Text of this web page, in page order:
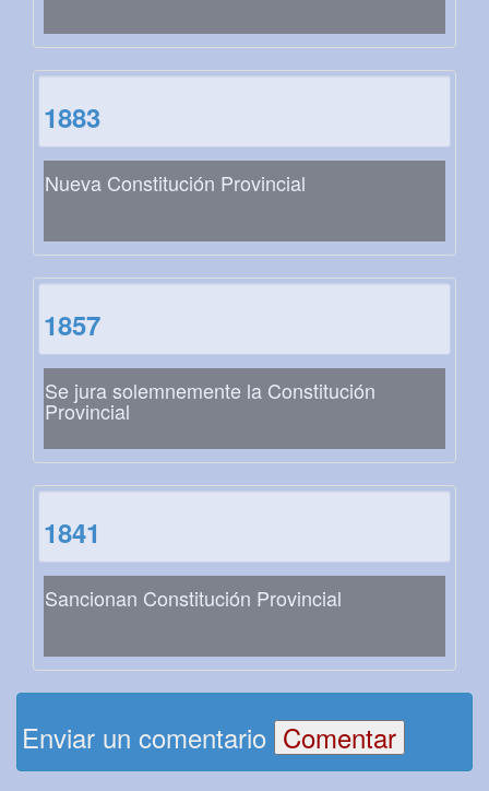
1883
Nueva Constitución Provincial
1857
Se jura solemnemente la Constitución
Provincial
1841
Sancionan Constitución Provincial
Enviar un comentario